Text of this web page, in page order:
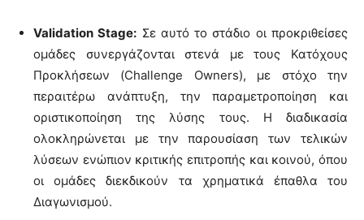
Validation Stage: Σε αυτό το στάδιο οι προκριθείσες
ομάδες συνεργάζονται στενά με τους Κατόχους
Προκλήσεων (Challenge Owners), με στόχο την
περαιτέρω ανάπτυξη, την παραμετροποίηση και
οριστικοποίηση της λύσης τους. Η διαδικασία
ολοκληρώνεται με την παρουσίαση των τελικών
λύσεων ενώπιον κριτικής επιτροπής και κοινού, όπου
οι ομάδες διεκδικούν τα χρηματικά έπαθλα του
Διαγωνισμού.